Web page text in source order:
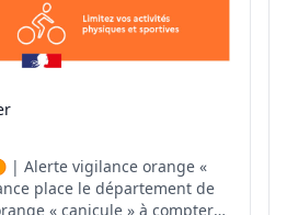
| Alerte vigilance orange «
« canicule » à compter